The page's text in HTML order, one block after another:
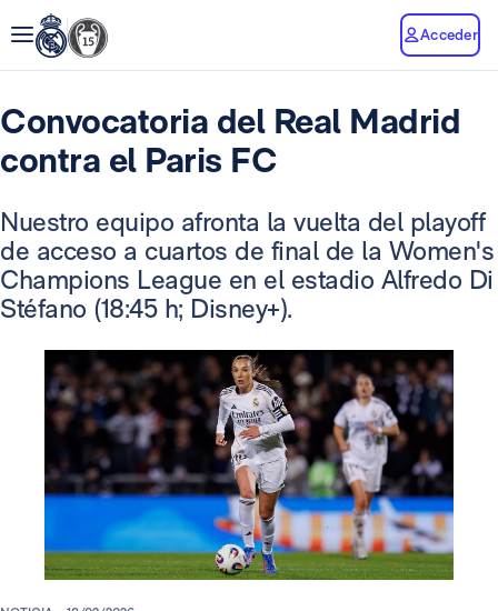
Acceder
Convocatoria del Real Madrid
contra el Paris FC
Nuestro equipo afronta la vuelta del playoff
de acceso a cuartos de final de la Women's
Champions League en el estadio Alfredo Di
Stéfano (18:45 h; Disney+).